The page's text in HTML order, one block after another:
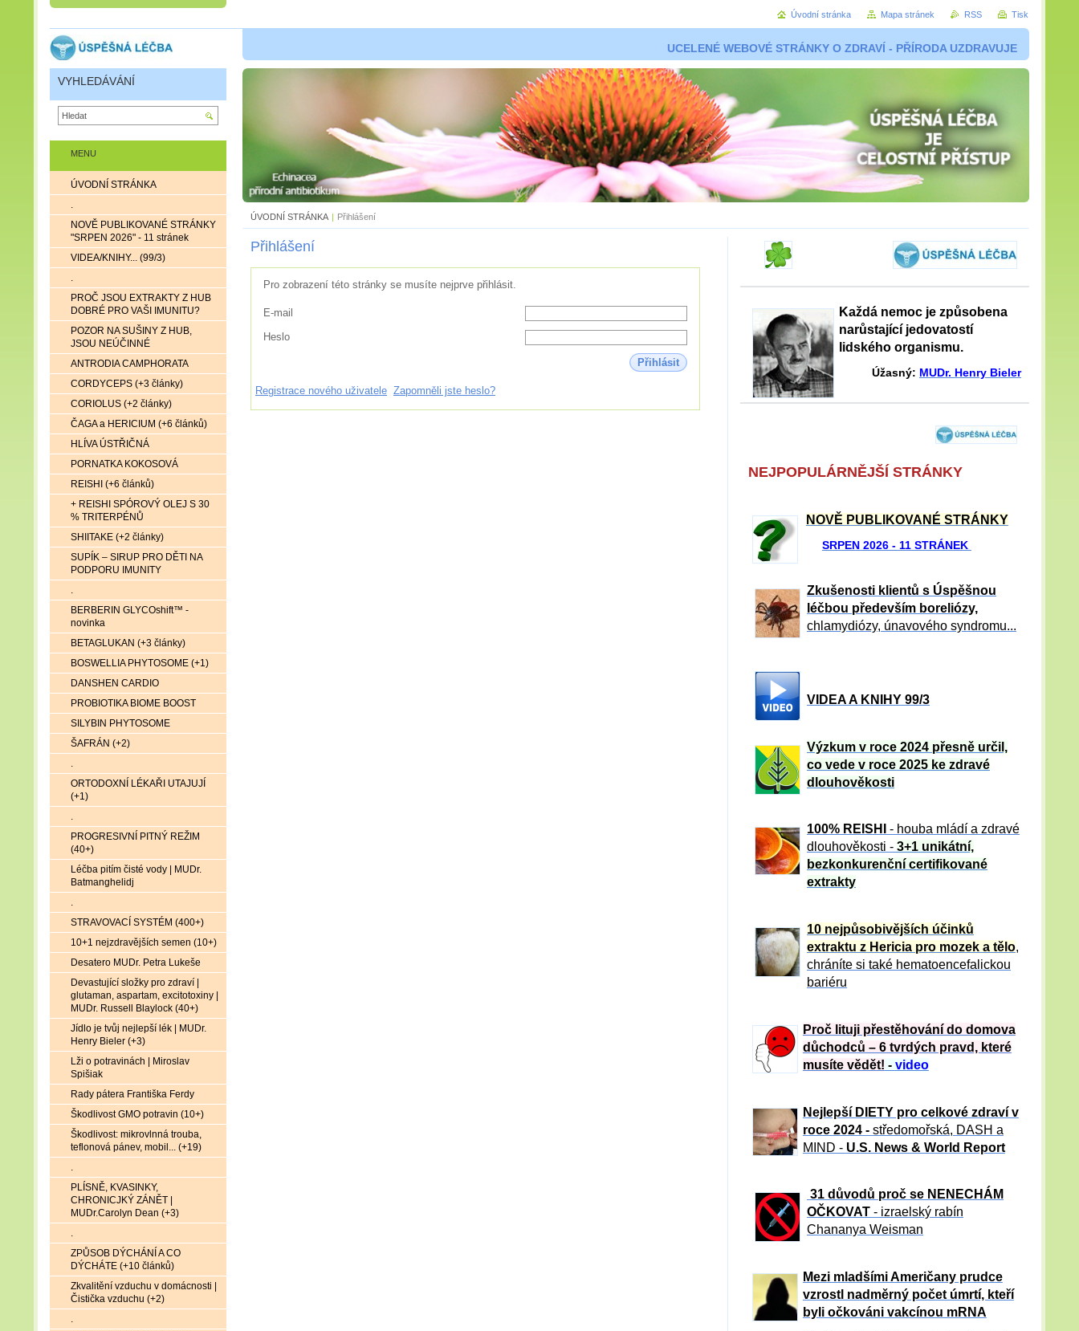
UCELENÉ WEBOVÉ STRÁNKY O ZDRAVÍ - PŘÍRODA UZDRAVUJE
ÚVODNÍ STRÁNKA | Přihlášení
Přihlášení
Pro zobrazení této stránky se musíte nejprve přihlásit.
E-mail
Heslo
Přihlásit
Registrace nového uživatele Zapomněli jste heslo?
Každá nemoc je způsobena
narůstající jedovatostí
lidského organismu.
Úžasný: MUDr. Henry Bieler
NEJPOPULÁRNĚJŠÍ STRÁNKY
NOVĚ PUBLIKOVANÉ STRÁNKY
SRPEN 2026 - 11 STRÁNEK
Zkušenosti klientů s Úspěšnou
léčbou především boreliózy,
chlamydiózy, únavového syndromu...
VIDEA A KNIHY 99/3
Výzkum v roce 2024 přesně určil,
co vede v roce 2025 ke zdravé
dlouhověkosti
100% REISHI
- houba mládí a zdravé
dlouhověkosti - 3+1 unikátní,
bezkonkurenční certifikované
extrakty
10 nejpůsobivějších účinků
extraktu z Hericia pro mozek a tělo,
chráníte si také hematoencefalickou
bariéru
Proč lituji přestěhování do domova
důchodců – 6 tvrdých pravd, které
musíte vědět! - video
Nejlepší DIETY pro celkové zdraví v
roce 2024 - středomořská, DASH a
MIND - U.S. News & World Report
31 důvod ů proč se NENECHÁM
OČKOVAT - izraelský rabín
Chananya Weisman
Mezi mladšími Američany prudce
vzrostl nadměrný počet úmrtí, kteří
byli očkováni vakcínou mRNA
MENU
ÚVODNÍ STRÁNKA
.
NOVĚ PUBLIKOVANÉ STRÁNKY
"SRPEN 2026" - 11 stránek
VIDEA/KNIHY... (99/3)
.
PROČ JSOU EXTRAKTY Z HUB
DOBRÉ PRO VAŠI IMUNITU?
POZOR NA SUŠINY Z HUB,
JSOU NEÚČINNÉ
ANTRODIA CAMPHORATA
CORDYCEPS (+3 články)
CORIOLUS (+2 články)
ČAGA a HERICIUM (+6 článků)
HLÍVA ÚSTŘIČNÁ
PORNATKA KOKOSOVÁ
REISHI (+6 článků)
+ REISHI SPÓROVÝ OLEJ S 30
% TRITERPÉNŮ
SHIITAKE (+2 články)
SUPÍK – SIRUP PRO DĚTI NA
PODPORU IMUNITY
.
BERBERIN GLYCOshift™ -
novinka
BETAGLUKAN (+3 články)
BOSWELLIA PHYTOSOME (+1)
DANSHEN CARDIO
PROBIOTIKA BIOME BOOST
SILYBIN PHYTOSOME
ŠAFRÁN (+2)
.
ORTODOXNÍ LÉKAŘI UTAJUJÍ
(+1)
.
PROGRESIVNÍ PITNÝ REŽIM
(40+)
Léčba pitím čisté vody | MUDr.
Batmanghelidj
.
STRAVOVACÍ SYSTÉM (400+)
10+1 nejzdravějších semen (10+)
Desatero MUDr. Petra Lukeše
Devastující složky pro zdraví |
glutaman, aspartam, excitotoxiny |
MUDr. Russell Blaylock (40+)
Jídlo je tvůj nejlepší lék | MUDr.
Henry Bieler (+3)
Lži o potravinách | Miroslav
Spišiak
Rady pátera Františka Ferdy
Škodlivost GMO potravin (10+)
Škodlivost: mikrovlnná trouba,
teflonová pánev, mobil... (+19)
.
PLÍSNĚ, KVASINKY,
CHRONICJKÝ ZÁNĚT |
MUDr.Carolyn Dean (+3)
.
ZPŮSOB DÝCHÁNÍ A CO
DÝCHÁTE (+10 článků)
Zkvalitění vzduchu v domácnosti |
Čistička vzduchu (+2)
.
VYHLEDÁVÁNÍ
Úvodní stránka Mapa stránek RSS Tisk